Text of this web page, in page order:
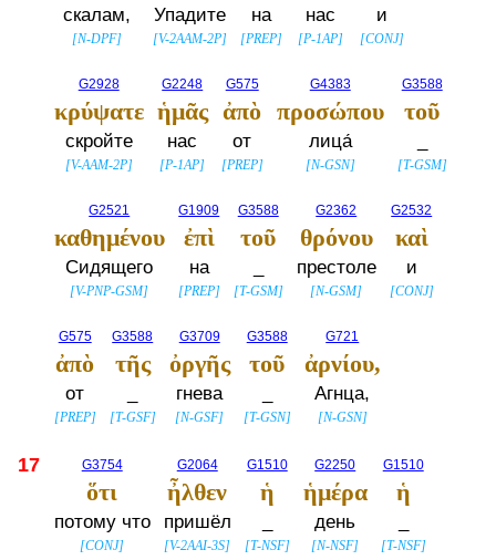
скалам,
[N-DPF]
Упадите
[V-2AAM-2P]
на
[PREP]
нас
[P-1AP]
и
[CONJ]
G2928
κρύψατε
скройте
[V-AAM-2P]
G2248
ἡμᾶς
нас
[P-1AP]
G575
ἀπὸ
от
[PREP]
G4383
προσώπου
лица́
[N-GSN]
G3588
τοῦ
[T-GSM]
G2521
καθημένου
Сидящего
[V-PNP-GSM]
G1909
ἐπὶ
на
[PREP]
G3588
τοῦ
[T-GSM]
G2362
θρόνου
престоле
[N-GSM]
G2532
καὶ
и
[CONJ]
G575
ἀπὸ
от
[PREP]
G3588
τῆς
[T-GSF]
G3709
ὀργῆς
гнева
[N-GSF]
G3588
τοῦ
[T-GSN]
G721
ἀρνίου,
Агнца,
[N-GSN]
17 G3754
ὅτι
потому что
[CONJ]
G2064
ἦλθεν
пришёл
[V-2AAI-3S]
G1510
ἡ
[T-NSF]
G2250
ἡμέρα
день
[N-NSF]
G1510
ἡ
[T-NSF]